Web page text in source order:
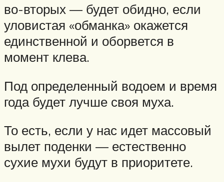
во-вторых — будет обидно, если
уловистая «обманка» окажется
единственной и оборвется в
момент клева.
Под определенный водоем и время
года будет лучше своя муха.
То есть, если у нас идет массовый
вылет поденки — естественно
сухие мухи будут в приоритете.